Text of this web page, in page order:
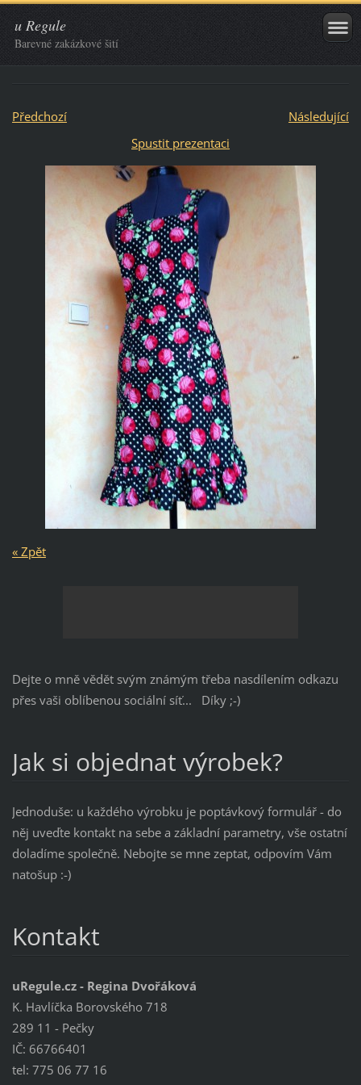
u Regule
Barevné zakázkové šití
Předchozí
Následující
Spustit prezentaci
« Zpět
Dejte o mně vědět svým známým třeba nasdílením odkazu
přes vaši oblíbenou sociální síť... Díky ;-)
Jak si objednat výrobek?
Jednoduše: u každého výrobku je poptávkový formulář - do
něj uveďte kontakt na sebe a základní parametry, vše ostatní
doladíme společně. Nebojte se mne zeptat, odpovím Vám
natošup :-)
Kontakt
uRegule.cz - Regina Dvořáková
K. Havlíčka Borovského 718
289 11 - Pečky
IČ: 66766401
tel: 775 06 77 16